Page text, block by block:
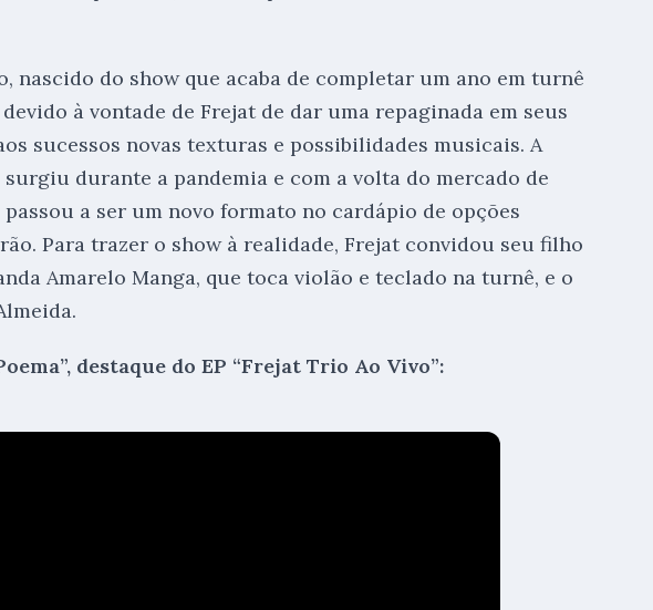
nascido do show que acaba de completar um ano em turnê
à vontade de Frejat de dar uma repaginada em seus
sucessos novas texturas e possibilidades musicais. A
durante a pandemia e com a volta do mercado de
a ser um novo formato no cardápio de opções
Para trazer o show à realidade, Frejat convidou seu filho
Amarelo Manga, que toca violão e teclado na turnê, e o
destaque do EP “Frejat Trio Ao Vivo”: